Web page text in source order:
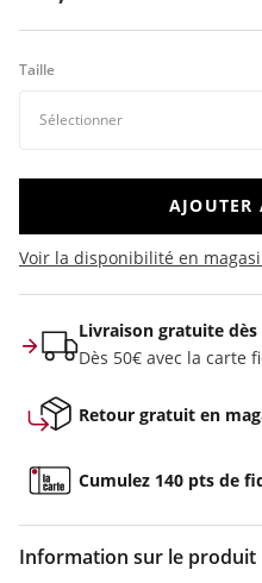
Taille
Voir la disponibilité en
Livraison gratuite dès
Dès 50€ avec la carte
Retour gratuit en
Cumulez 140 pts de
Information sur le produit